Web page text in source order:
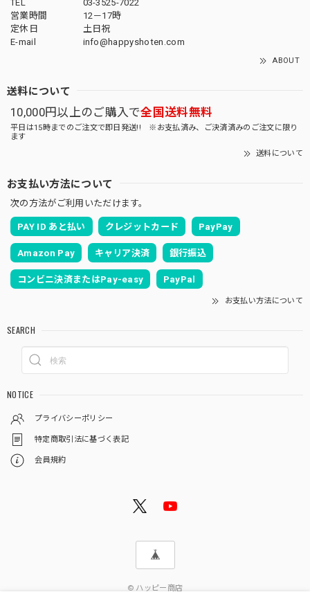
TEL
03-3525-7022
営業時間
12－17時
定休日
土日祝
E-mail
info@happyshoten.com
ABOUT
送料について
10,000円以上のご購入で全国送料無料
平日は15時までのご注文で即日発送!! ※お支払済み、ご決済済みのご注文に限り
ます
送料について
お支払い方法について
次の方法がご利用いただけます。
PAY ID あと払い クレジットカード PayPay
Amazon Pay キャリア決済 銀行振込
コンビニ決済またはPay-easy PayPal
お支払い方法について
SEARCH
NOTICE
プライバシーポリシー
特定商取引法に基づく表記
会員規約
© ハッピー商店